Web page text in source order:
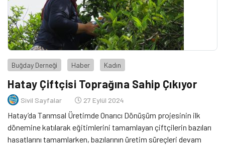
Buğday Derneği Haber Kadın
Hatay Çiftçisi Toprağına Sahip Çıkıyor
Sivil Sayfalar 27 Eylül 2024
Hatay’da Tarımsal Üretimde Onarıcı Dönüşüm projesinin ilk
dönemine katılarak eğitimlerini tamamlayan çiftçilerin bazıları
hasatlarını tamamlarken, bazılarının üretim süreçleri devam